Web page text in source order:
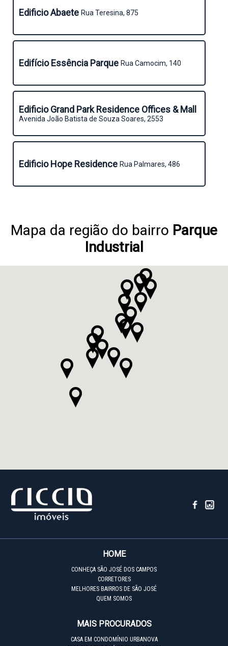
Edificio Abaete Rua Teresina, 875
Edifício Essência Parque Rua Camocim, 140
Edificio Grand Park Residence Offices & Mall
Avenida João Batista de Souza Soares, 2553
Edificio Hope Residence Rua Palmares, 486
Mapa da região do bairro Parque
Industrial
HOME
CONHEÇA SÃO JOSÉ DOS CAMPOS
CORRETORES
MELHORES BAIRROS DE SÃO JOSÉ
QUEM SOMOS
MAIS PROCURADOS
CASA EM CONDOMÍNIO URBANOVA